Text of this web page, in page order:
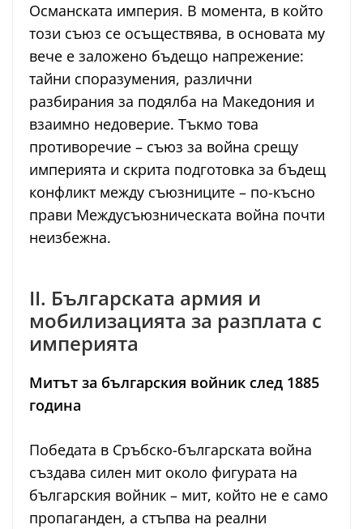
Османската империя. В момента, в който
този съюз се осъществява, в основата му
вече е заложено бъдещо напрежение:
тайни споразумения, различни
разбирания за подялба на Македония и
взаимно недоверие. Тъкмо това
противоречие – съюз за война срещу
империята и скрита подготовка за бъдещ
конфликт между съюзниците – по-късно
прави Междусъюзническата война почти
неизбежна.
II. Българската армия и
мобилизацията за разплата с
империята
Митът за българския войник след 1885
година
Победата в Сръбско-българската война
създава силен мит около фигурата на
българския войник – мит, който не е само
пропаганден, а стъпва на реални